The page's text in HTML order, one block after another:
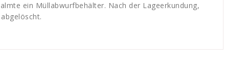
ein Müllabwurfbehälter. Nach der Lageerkundung,